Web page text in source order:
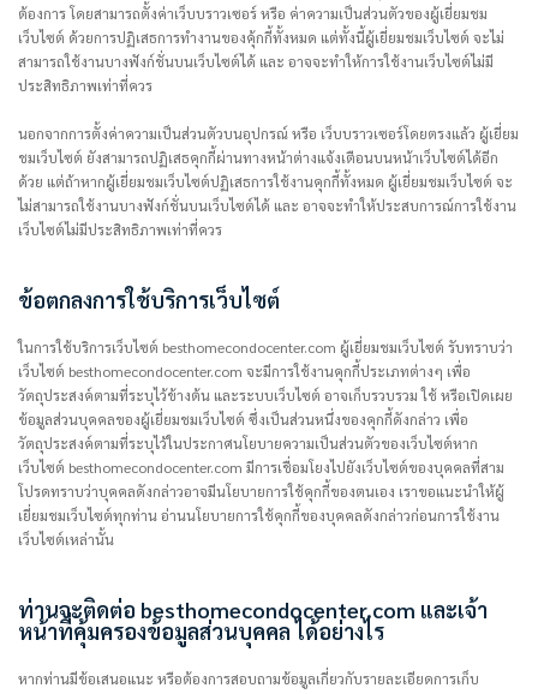
ต้องการ โดยสามารถตั้งค่าเว็บบราวเซอร์ หรือ ค่าความเป็นส่วนตัวของผู้เยี่ยมชม
เว็บไซต์ ด้วยการปฏิเสธการทำงานของคุ้กกี้ทั้งหมด แต่ทั้งนี้ผู้เยี่ยมชมเว็บไซต์ จะไม่
สามารถใช้งานบางฟังก์ชั่นบนเว็บไซต์ได้ และ อาจจะทำให้การใช้งานเว็บไซต์ไม่มี
ประสิทธิภาพเท่าที่ควร
นอกจากการตั้งค่าความเป็นส่วนตัวบนอุปกรณ์ หรือ เว็บบราวเซอร์โดยตรงแล้ว ผู้เยี่ยม
ชมเว็บไซต์ ยังสามารถปฏิเสธคุกกี้ผ่านทางหน้าต่างแจ้งเตือนบนหน้าเว็บไซต์ได้อีก
ด้วย แต่ถ้าหากผู้เยี่ยมชมเว็บไซต์ปฏิเสธการใช้งานคุกกี้ทั้งหมด ผู้เยี่ยมชมเว็บไซต์ จะ
ไม่สามารถใช้งานบางฟังก์ชั่นบนเว็บไซต์ได้ และ อาจจะทำให้ประสบการณ์การใช้งาน
เว็บไซต์ไม่มีประสิทธิภาพเท่าที่ควร
ข้อตกลงการใช้บริการเว็บไซต์
ในการใช้บริการเว็บไซต์ besthomecondocenter.com ผู้เยี่ยมชมเว็บไซต์ รับทราบว่า
เว็บไซต์ besthomecondocenter.com จะมีการใช้งานคุกกี้ประเภทต่างๆ เพื่อ
วัตถุประสงค์ตามที่ระบุไว้ข้างต้น และระบบเว็บไซต์ อาจเก็บรวบรวม ใช้ หรือเปิดเผย
ข้อมูลส่วนบุคคลของผู้เยี่ยมชมเว็บไซต์ ซึ่งเป็นส่วนหนึ่งของคุกกี้ดังกล่าว เพื่อ
วัตถุประสงค์ตามที่ระบุไว้ในประกาศนโยบายความเป็นส่วนตัวของเว็บไซต์หาก
เว็บไซต์ besthomecondocenter.com มีการเชื่อมโยงไปยังเว็บไซต์ของบุคคลที่สาม
โปรดทราบว่าบุคคลดังกล่าวอาจมีนโยบายการใช้คุกกี้ของตนเอง เราขอแนะนำให้ผู้
เยี่ยมชมเว็บไซต์ทุกท่าน อ่านนโยบายการใช้คุกกี้ของบุคคลดังกล่าวก่อนการใช้งาน
เว็บไซต์เหล่านั้น
ท่านจะติดต่อ besthomecondocenter.com และเจ้า
หน้าที่คุ้มครองข้อมูลส่วนบุคคล ได้อย่างไร
หากท่านมีข้อเสนอแนะ หรือต้องการสอบถามข้อมูลเกี่ยวกับรายละเอียดการเก็บ